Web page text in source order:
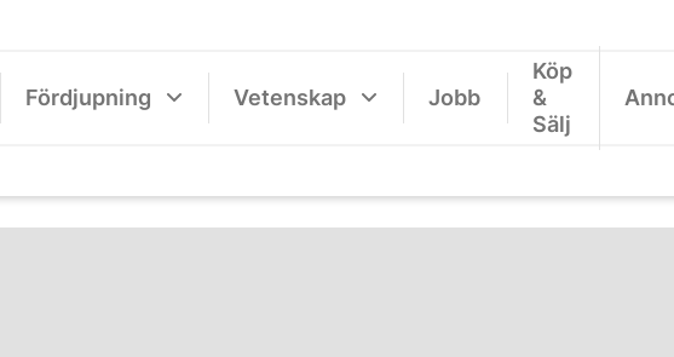
Fördjupning Vetenskap Jobb
Köp
&
Sälj